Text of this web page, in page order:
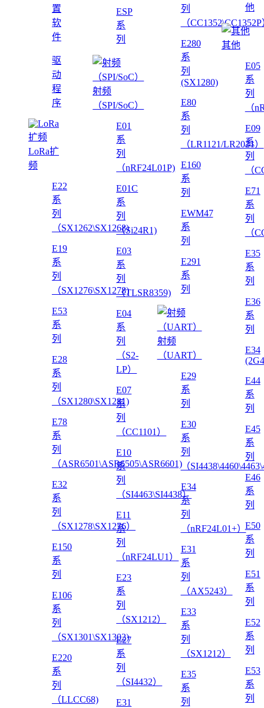
置
软
件
驱
动
程
序
LoRa扩
频
E22
系
列
（SX1262\SX1268)
E19
系
列
（SX1276\SX1278)
E53
系
列
E28
系
列
（SX1280\SX1281)
E78
系
列
（ASR6501\ASR6505\ASR6601)
E32
系
列
（SX1278\SX1276）
E150
系
列
E106
系
列
（SX1301\SX1302)
E220
系
列
（LLCC68)
ESP
系
列
射频
（SPI/SoC）
E01
系
列
（nRF24L01P)
E01C
系
列
（Si24R1)
E03
系
列
（TLSR8359)
E04
系
列
（S2-
LP）
E07
系
列
（CC1101）
E10
系
列
（SI4463\SI4438）
E11
系
列
（nRF24LU1）
E23
系
列
（SX1212）
E27
系
列
（SI4432）
E31
列
（
E280
系
列
(SX1280)
E80
系
列
（LR1121/LR2021）
E160
系
列
EWM47
系
列
E291
系
列
射频
（UART）
E29
系
列
E30
系
列
（
E34
系
列
（nRF24L01+）
E31
系
列
（AX5243）
E33
系
列
（SX1212）
E35
系
列
他
其他
E05
系
列
（
E09
系
列
（
E71
系
列
（
E35
系
列
E36
系
列
E34
E44
系
列
E45
系
列
E46
系
列
E50
系
列
E51
系
列
E52
系
列
E53
系
列